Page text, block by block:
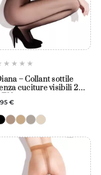
– Collant sottile
cuciture visibili 20
€